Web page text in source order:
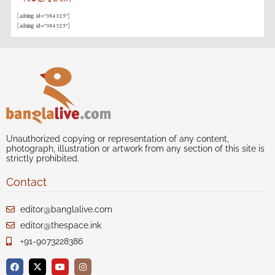
[adning id="384325"]
[adning id="384325"]
Unauthorized copying or representation of any content,
photograph, illustration or artwork from any section of this site is
strictly prohibited.
Contact
editor@banglalive.com
editor@thespace.ink
+91-9073228386